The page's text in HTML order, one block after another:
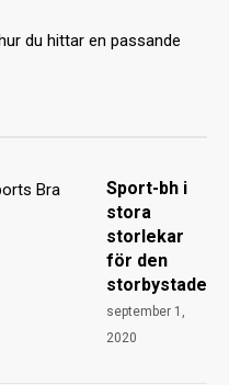
du hittar en passande
Sport-bh i
stora
storlekar
för den
storbystade
september 1,
2020